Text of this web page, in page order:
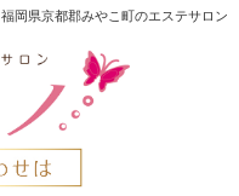
福岡県京都郡みやこ町のエステサロン